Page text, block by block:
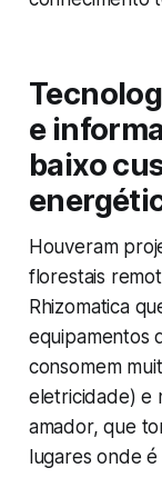
e
baixo
Houveram
florestais
Rhizomatica
equipamentos
consomem
eletricidade) e
amador, que
lugares onde